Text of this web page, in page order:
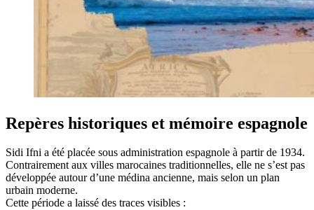
Repères historiques et mémoire espagnole
Sidi Ifni a été placée sous administration espagnole à partir de 1934.
Contrairement aux villes marocaines traditionnelles, elle ne s’est pas
développée autour d’une médina ancienne, mais selon un plan
urbain moderne.
Cette période a laissé des traces visibles :